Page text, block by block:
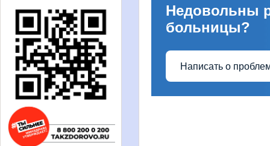
Недовольны
больницы?
Написать о